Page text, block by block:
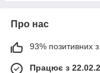
Про нас
93% позитивних з
Працює з